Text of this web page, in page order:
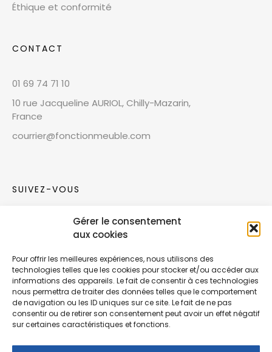
Gérer le consentement
aux cookies
Pour offrir les meilleures expériences, nous utilisons des
technologies telles que les cookies pour stocker et/ou accéder aux
informations des appareils. Le fait de consentir à ces technologies
nous permettra de traiter des données telles que le comportement
de navigation ou les ID uniques sur ce site. Le fait de ne pas
consentir ou de retirer son consentement peut avoir un effet négatif
sur certaines caractéristiques et fonctions.
Éthique et conformité
CONTACT
01 69 74 71 10
10 rue Jacqueline AURIOL, Chilly-Mazarin,
France
courrier@fonctionmeuble.com
SUIVEZ-VOUS
Rejoignez notre communauté sur les réseaux
Nouvelles collections, vie de l’équipe ou
inspirations : soyez informés de nos dernières
actualités.